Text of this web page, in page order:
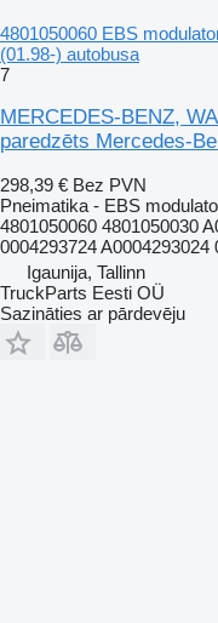
4801050060 EBS
(01.98-) autobusa
7
MERCEDES-BENZ,
paredzēts Mercedes-
298,39 € Bez PVN
Pneimatika - EBS
4801050060 4801050030
0004293724 A0004293024
Igaunija, Tallinn
TruckParts Eesti OÜ
Sazināties ar pārdevēju